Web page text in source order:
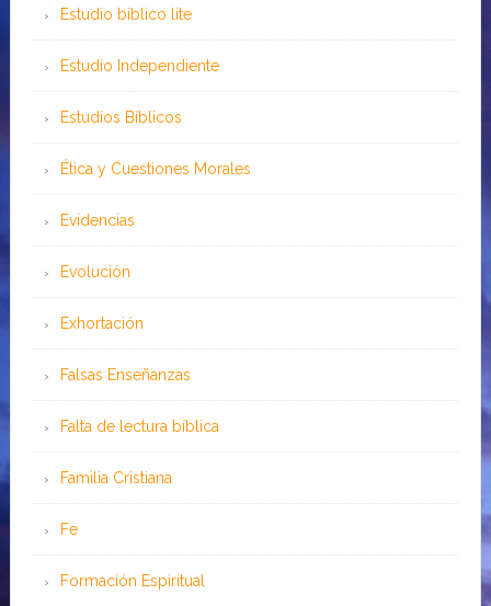
Estudio bíblico lite
Estudio Independiente
Estudios Bíblicos
Ética y Cuestiones Morales
Evidencias
Evolución
Exhortación
Falsas Enseñanzas
Falta de lectura bíblica
Familia Cristiana
Fe
Formación Espiritual